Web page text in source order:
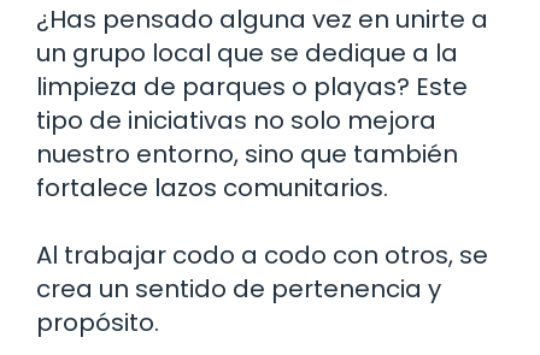
¿Has pensado alguna vez en unirte a
un grupo local que se dedique a la
limpieza de parques o playas? Este
tipo de iniciativas no solo mejora
nuestro entorno, sino que también
fortalece lazos comunitarios.
Al trabajar codo a codo con otros, se
crea un sentido de pertenencia y
propósito.